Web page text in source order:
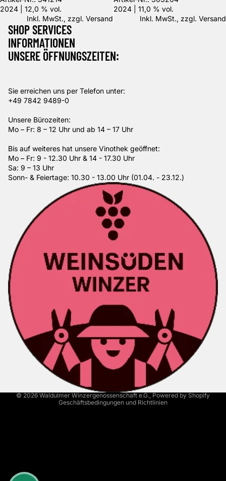
2024 | 12,0 % vol.
Inkl. MwSt., zzgl. Versand
2024 | 11,0 % vol.
Inkl. MwSt., zzgl. Versand
SHOP SERVICES
INFORMATIONEN
UNSERE ÖFFNUNGSZEITEN:
Sie erreichen uns per Telefon unter:
+49 7842 9489-0
Unsere Bürozeiten:
Mo – Fr: 8 – 12 Uhr und ab 14 – 17 Uhr
Bis auf weiteres hat unsere Vinothek geöffnet:
Mo – Fr: 9 - 12.30 Uhr & 14 - 17.30 Uhr
Sa: 9 – 13 Uhr
Sonn- & Feiertage: 10.30 - 13.00 Uhr (01.04. - 23.12.)
© 2026Waldulmer Winzergenossenschaft e.G., Powered by Shopify
Geschäftsbedingungen und Richtlinien
Kontaktinformationen
Versand
AGB
Widerrufsrecht
Datenschutzerklärung